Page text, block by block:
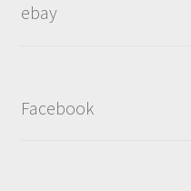
ebay
Facebook